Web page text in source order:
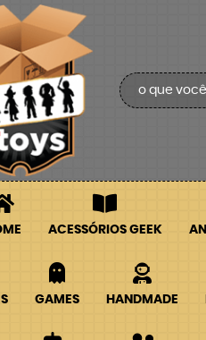
ACESSÓRIOS GEEK
GAMES HANDMADE